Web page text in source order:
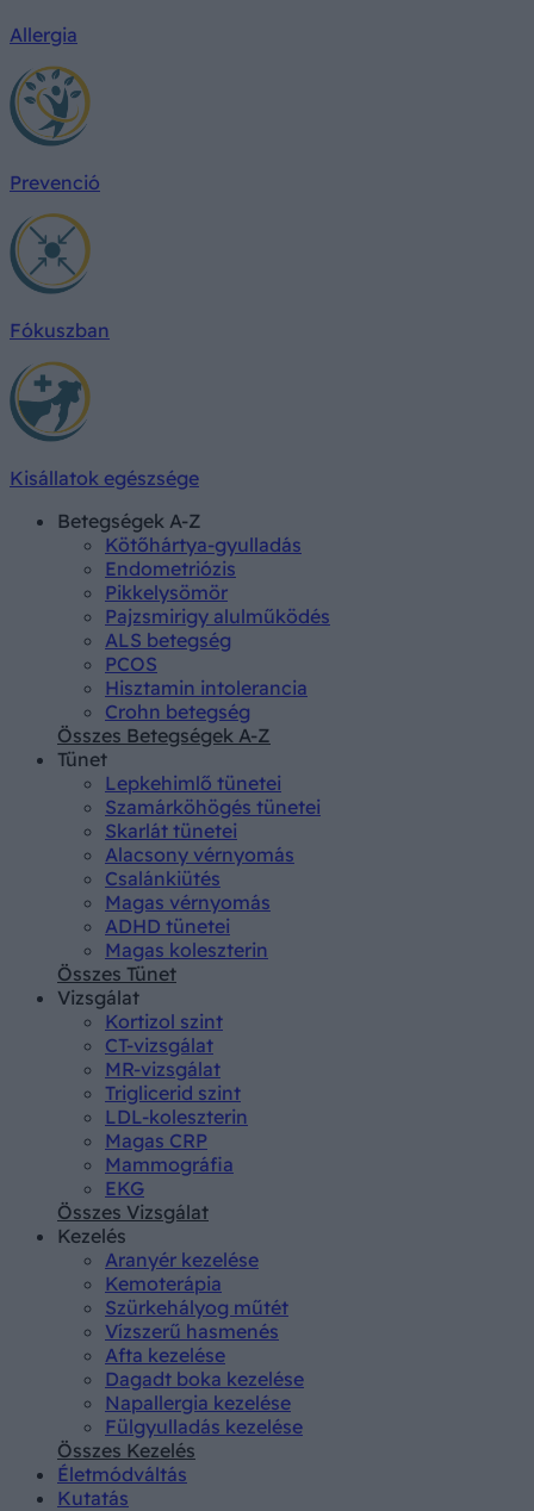
Allergia
Prevenció
Fókuszban
Kisállatok egészsége
Betegségek A-Z
Kötőhártya-gyulladás
Endometriózis
Pikkelysömör
Pajzsmirigy alulműködés
ALS betegség
PCOS
Hisztamin intolerancia
Crohn betegség
Összes Betegségek A-Z
Tünet
Lepkehimlő tünetei
Szamárköhögés tünetei
Skarlát tünetei
Alacsony vérnyomás
Csalánkiütés
Magas vérnyomás
ADHD tünetei
Magas koleszterin
Összes Tünet
Vizsgálat
Kortizol szint
CT-vizsgálat
MR-vizsgálat
Triglicerid szint
LDL-koleszterin
Magas CRP
Mammográfia
EKG
Összes Vizsgálat
Kezelés
Aranyér kezelése
Kemoterápia
Szürkehályog műtét
Vízszerű hasmenés
Afta kezelése
Dagadt boka kezelése
Napallergia kezelése
Fülgyulladás kezelése
Összes Kezelés
Életmódváltás
Kutatás